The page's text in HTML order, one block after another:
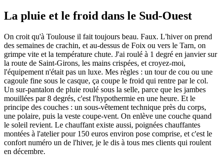
La pluie et le froid dans le Sud-Ouest
On croit qu'à Toulouse il fait toujours beau. Faux. L'hiver on prend
des semaines de crachin, et au-dessus de Foix ou vers le Tarn, on
grimpe vite et la température chute. J'ai roulé à 1 degré en janvier sur
la route de Saint-Girons, les mains crispées, et croyez-moi,
l'équipement n'était pas un luxe. Mes règles : un tour de cou ou une
cagoule fine sous le casque, ça coupe le froid qui rentre par le col.
Un sur-pantalon de pluie roulé sous la selle, parce que les jambes
mouillées par 8 degrés, c'est l'hypothermie en une heure. Et le
principe des couches : un sous-vêtement technique près du corps,
une polaire, puis la veste coupe-vent. On enlève une couche quand
le soleil revient. Le chauffant existe aussi, poignées chauffantes
montées à l'atelier pour 150 euros environ pose comprise, et c'est le
confort numéro un de l'hiver, je le dis à tous mes clients qui roulent
en décembre.